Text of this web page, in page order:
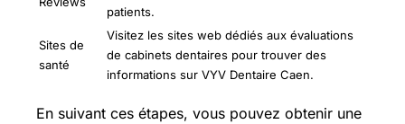
patients.
Sites de
santé
Visitez les sites web dédiés aux évaluations
de cabinets dentaires pour trouver des
informations sur VYV Dentaire Caen.
En suivant ces étapes, vous pouvez obtenir une